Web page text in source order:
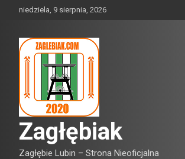
niedziela, 9 sierpnia, 2026
Zagłębiak
Zagłębie Lubin – Strona Nieoficjalna